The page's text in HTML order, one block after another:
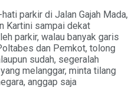
parkir di Jalan Gajah Mada,
Kartini sampai dekat
parkir, walau banyak garis
dan Pemkot, tolong
sudah, segeralah
melanggar, minta tilang
anggap saja